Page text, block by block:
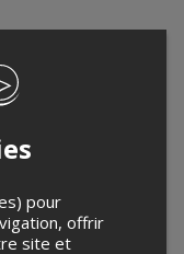
ligne et la vente de
Le
pour
offrir
site et